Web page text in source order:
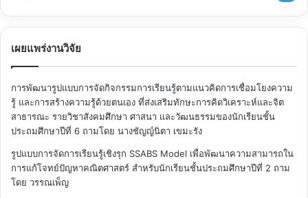
เผยแพร่งานวิจัย
การพัฒนารูปแบบการจัดกิจกรรมการเรียนรู้ตามแนวคิดการเชื่อมโยงความ
รู้ และการสร้างความรู้ด้วยตนเอง ที่ส่งเสริมทักษะการคิดวิเคราะห์และจิต
สาธารณะ รายวิชาสังคมศึกษา ศาสนา และวัฒนธรรมของนักเรียนชั้น
ประถมศึกษาปีที่ 6 ถามโดย นางชัญญ์นิตา เขมะรัง
รูปแบบการจัดการเรียนรู้เชิงรุก SSABS Model เพื่อพัฒนาความสามารถใน
การแก้โจทย์ปัญหาคณิตศาสตร์ สำหรับนักเรียนชั้นประถมศึกษาปีที่ 2 ถาม
โดย วรรณเพ็ญ